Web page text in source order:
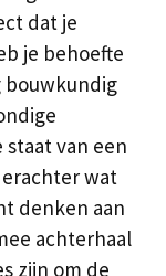
dat je
je behoefte
bouwkundig
van een
wat
denken aan
achterhaal
zijn om de